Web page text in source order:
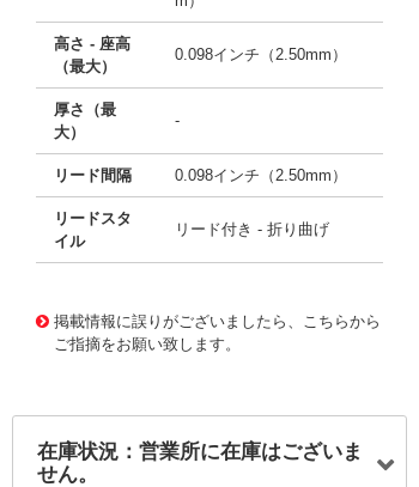
高さ - 座高
（最大）
0.098インチ（2.50mm）
厚さ（最
大）
-
リード間隔 0.098インチ（2.50mm）
リードスタ
イル
リード付き - 折り曲げ
掲載情報に誤りがございましたら、こちらから
ご指摘をお願い致します。
在庫状況：営業所に在庫はございま
せん。